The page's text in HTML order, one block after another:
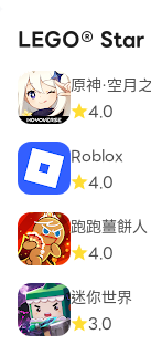
LEGO® Star
原神·空月
4.0
Roblox
4.0
跑跑薑餅
4.0
迷你世界
3.0